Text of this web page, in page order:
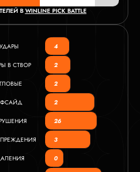
В WINLINE PICK BATTLE
УДАРЫ 4
В СТВОР 2
2
2
26
3
0